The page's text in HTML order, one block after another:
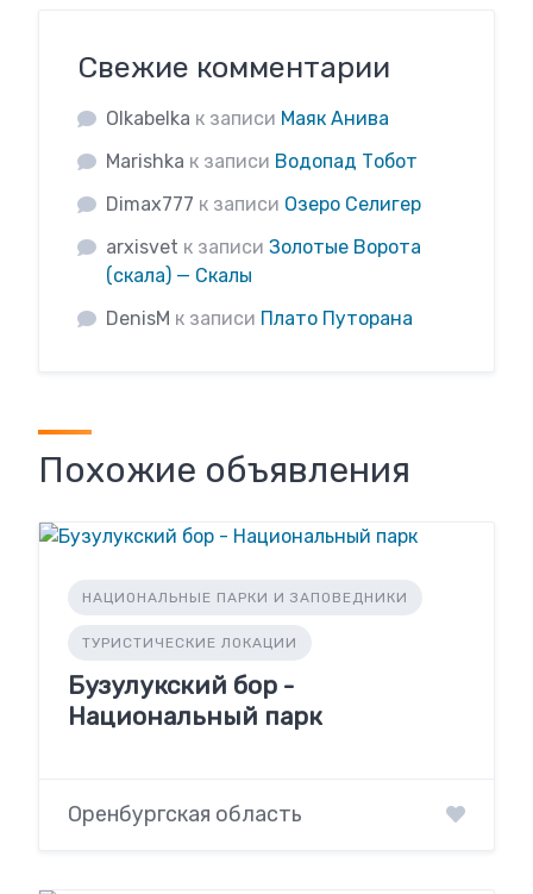
Свежие комментарии
Olkabelka к записи Маяк Анива
Marishka к записи Водопад Тобот
Dimax777 к записи Озеро Селигер
arxisvet к записи Золотые Ворота
(скала) — Скалы
DenisM к записи Плато Путорана
Похожие объявления
НАЦИОНАЛЬНЫЕ ПАРКИ И ЗАПОВЕДНИКИ
ТУРИСТИЧЕСКИЕ ЛОКАЦИИ
Бузулукский бор -
Национальный парк
Оренбургская область